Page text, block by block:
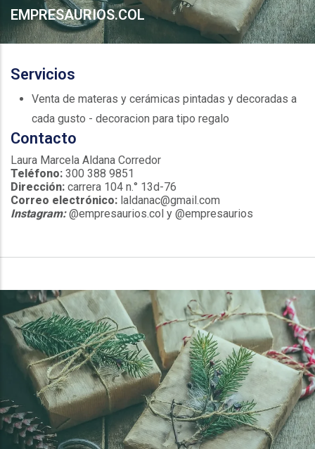
EMPRESAURIOS.COL
Servicios
Venta de materas y cerámicas pintadas y decoradas a
cada gusto - decoracion para tipo regalo
Contacto
Laura Marcela Aldana Corredor
Teléfono: 300 388 9851
Dirección: carrera 104 n.° 13d-76
Correo electrónico: laldanac@gmail.com
Instagram:@empresaurios.col y @empresaurios